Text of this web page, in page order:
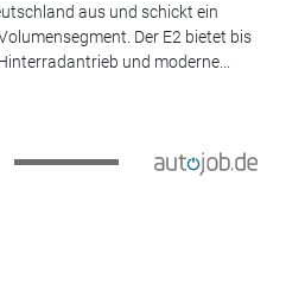
aus und schickt ein
Der E2 bietet bis
und moderne...